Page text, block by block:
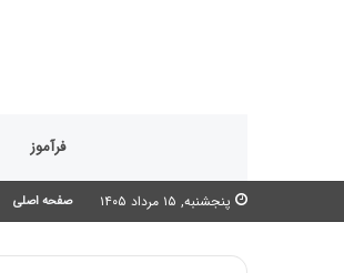
فرآموز
پنجشنبه, ۱۵ مرداد ۱۴۰۵ صفحه اصلی